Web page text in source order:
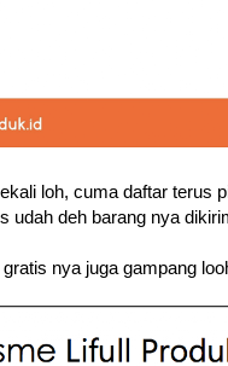
loh, cuma daftar terus
udah deh barang nya
nya juga gampang